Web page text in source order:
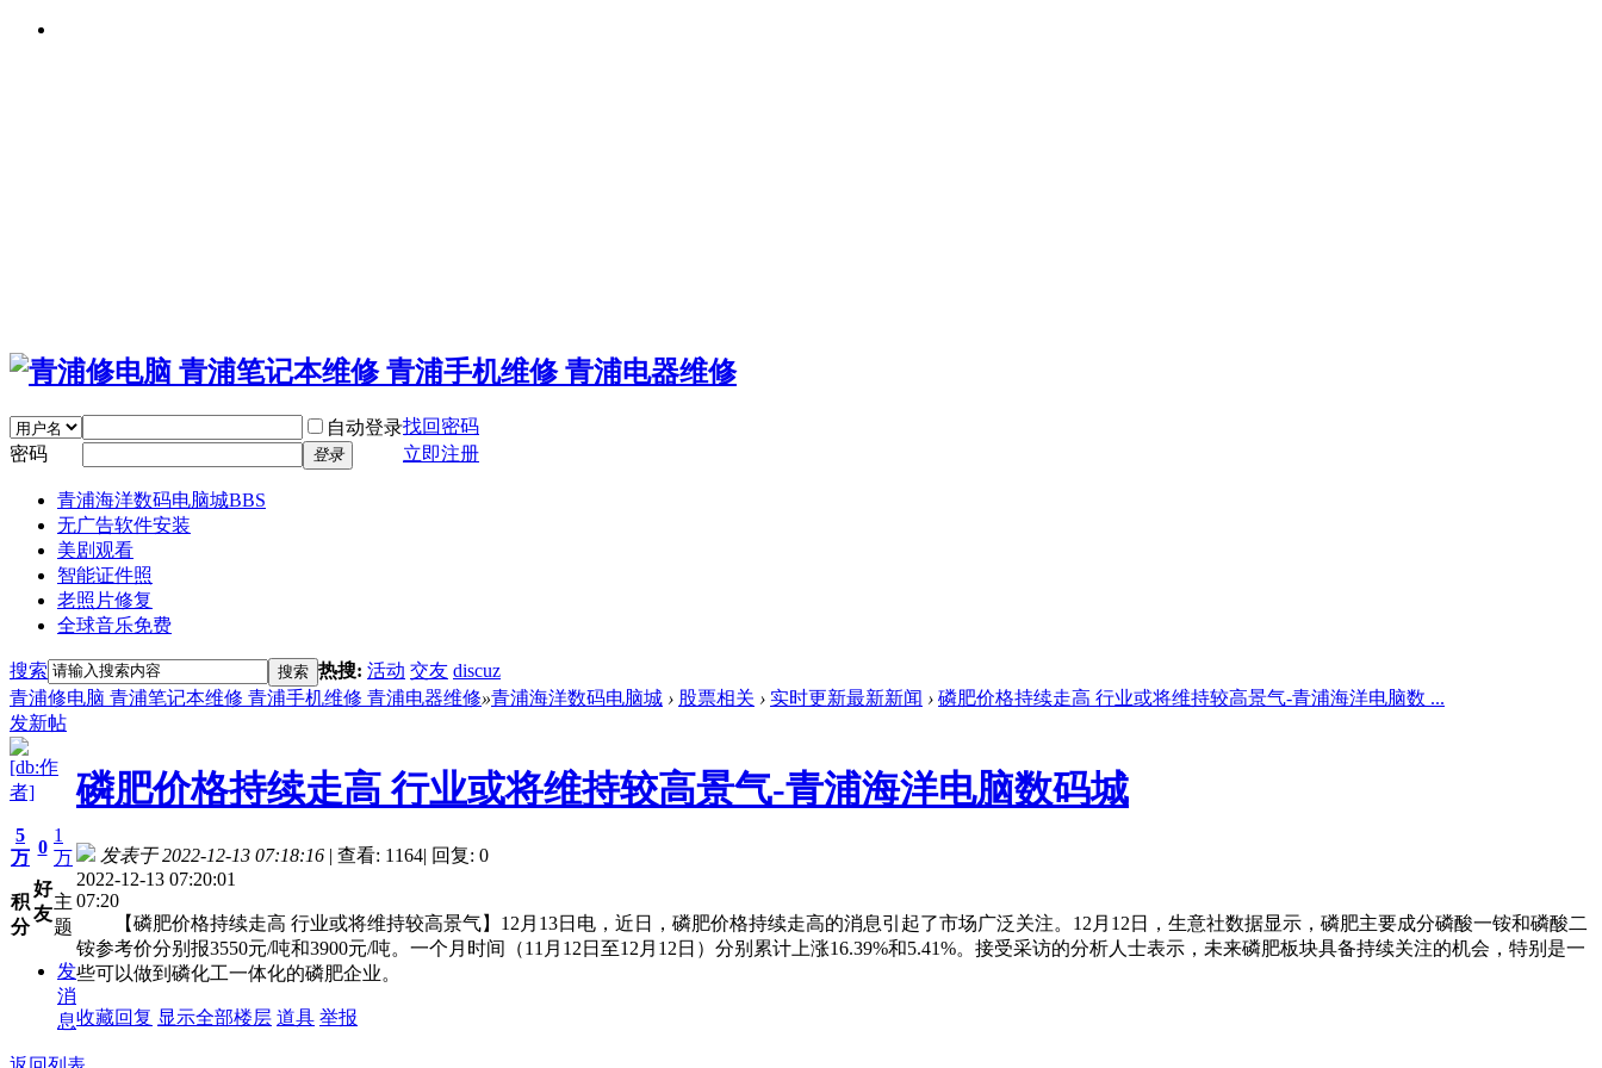
自动登录找回密码
密码
登录 立即注册
青浦海洋数码电脑城BBS
无广告软件安装
美剧观看
智能证件照
老照片修复
全球音乐免费
搜索 搜索 热搜: 活动 交友 discuz
青浦修电脑 青浦笔记本维修 青浦手机维修 青浦电器维修»青浦海洋数码电脑城 › 股票相关 › 实时更新最新新闻 › 磷肥价格持续走高 行业或将维持较高景气-青浦海洋电脑数 ...
发新帖
[db:作
者]
5
万
积
分
0
好
友
1
万
主
题
发
消
息
磷肥价格持续走高 行业或将维持较高景气-青浦海洋电脑数码城
发表于 2022-12-13 07:18:16 | 查看: 1164| 回复: 0
2022-12-13 07:20:01
07:20
【磷肥价格持续走高 行业或将维持较高景气】12月13日电，近日，磷肥价格持续走高的消息引起了市场广泛关注。12月12日，生意社数据显示，磷肥主要成分磷酸一铵和磷酸二
铵参考价分别报3550元/吨和3900元/吨。一个月时间（11月12日至12月12日）分别累计上涨16.39%和5.41%。接受采访的分析人士表示，未来磷肥板块具备持续关注的机会，特别是一
些可以做到磷化工一体化的磷肥企业。
收藏回复 显示全部楼层 道具 举报